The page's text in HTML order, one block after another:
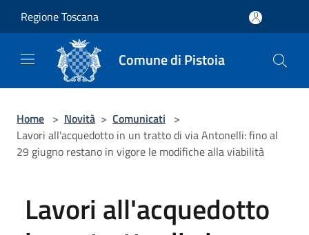
Regione Toscana
Comune di Pistoia
Home > Novità > Comunicati >
Lavori all'acquedotto in un tratto di via Antonelli: fino al
29 giugno restano in vigore le modifiche alla viabilità
Lavori all'acquedotto